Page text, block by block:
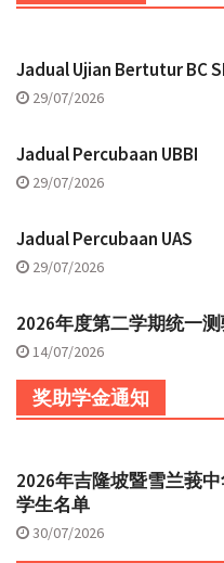
Jadual Ujian Bertutur BC
29/07/2026
Jadual Percubaan UBBI
29/07/2026
Jadual Percubaan UAS
29/07/2026
2026年度第二学期统一
14/07/2026
奖助学金通知
2026年吉隆坡暨雪兰莪
学生名单
30/07/2026